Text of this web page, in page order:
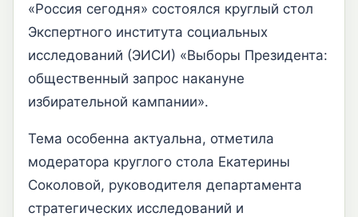
«Россия сегодня» состоялся круглый стол
Экспертного института социальных
исследований (ЭИСИ) «Выборы Президента:
общественный запрос накануне
избирательной кампании».
Тема особенна актуальна, отметила
модератора круглого стола Екатерины
Соколовой, руководителя департамента
стратегических исследований и